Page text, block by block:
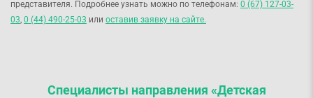
представителя. Подробнее узнать можно по телефонам: 0 (67) 127-03-
03 0 (44) 490-25-03 или оставив заявку на сайте.
Специалисты направления «Детская